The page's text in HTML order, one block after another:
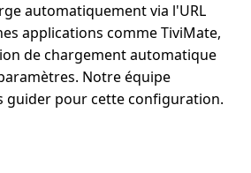
automatiquement via l'URL
applications comme TiviMate,
de chargement automatique
Notre équipe
guider pour cette configuration.